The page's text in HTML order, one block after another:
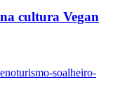
cultura Vegan
soalheiro-